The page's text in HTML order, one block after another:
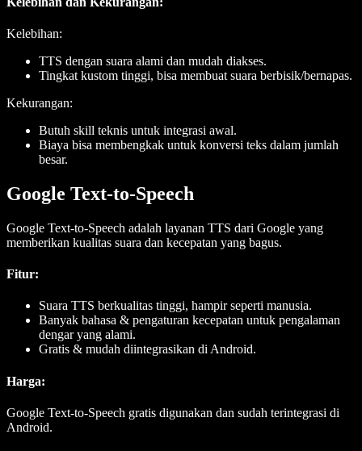
Kelebihan:
TTS dengan suara alami dan mudah diakses.
Tingkat kustom tinggi, bisa membuat suara berbisik/bernapas.
Kekurangan:
Butuh skill teknis untuk integrasi awal.
Biaya bisa membengkak untuk konversi teks dalam jumlah
besar.
Google Text-to-Speech
Google Text-to-Speech adalah layanan TTS dari Google yang
memberikan kualitas suara dan kecepatan yang bagus.
Fitur:
Suara TTS berkualitas tinggi, hampir seperti manusia.
Banyak bahasa & pengaturan kecepatan untuk pengalaman
dengar yang alami.
Gratis & mudah diintegrasikan di Android.
Harga:
Google Text-to-Speech gratis digunakan dan sudah terintegrasi di
Android.